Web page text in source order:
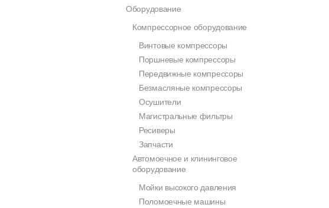
Оборудование
Компрессорное оборудование
Винтовые компрессоры
Поршневые компрессоры
Передвижные компрессоры
Безмасляные компрессоры
Осушители
Магистральные фильтры
Ресиверы
Запчасти
Автомоечное и клининговое
оборудование
Мойки высокого давления
Поломоечные машины